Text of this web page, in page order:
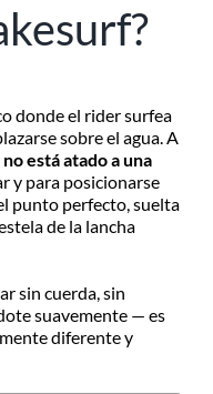
donde el rider surfea
sobre el agua. A
no está atado a una
y para posicionarse
punto perfecto, suelta
de la lancha
sin cuerda, sin
suavemente — es
diferente y